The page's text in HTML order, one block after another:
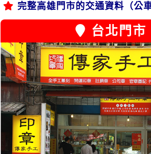
完整高雄門市的交通資料（公
台北門市